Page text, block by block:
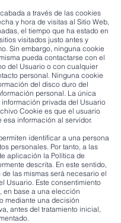
a través de las cookies
y hora de visitas al Sitio Web,
el tiempo que ha estado en
visitados justo antes y
Sin embargo, ninguna cookie
pueda contactarse con el
del Usuario o con cualquier
personal. Ninguna cookie
del disco duro del
personal. La única
privada del Usuario
Cookie es que el usuario
esa información al servidor.
identificar a una persona
personales. Por tanto, a las
aplicación la Política de
descrita. En este sentido,
las mismas será necesario el
Usuario. Este consentimiento
en base a una elección
mediante una decisión
antes del tratamiento inicial,